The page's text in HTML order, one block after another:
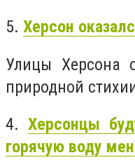
5. Херсон
Улицы Херсона
природной
4. Херсонцы
горячую воду